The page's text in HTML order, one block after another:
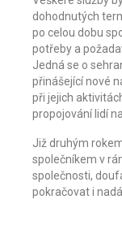
dohodnutých
po celou dobu
potřeby a
Jedná se o
přinášející nové
při jejich
propojování lidí
Již druhým
společníkem v
společnosti,
pokračovat i